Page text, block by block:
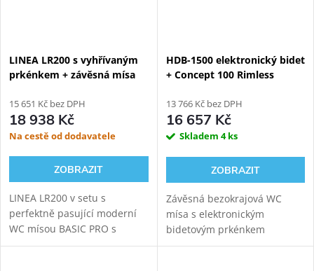
LINEA LR200 s vyhřívaným
prkénkem + závěsná mísa
15 651 Kč bez DPH
18 938 Kč
Na cestě od dodavatele
ZOBRAZIT
LINEA LR200 v setu s
perfektně pasující moderní
WC mísou BASIC PRO s
virovým splachováním.
HDB-1500 elektronický bidet
+ Concept 100 Rimless
13 766 Kč bez DPH
16 657 Kč
Skladem 4 ks
ZOBRAZIT
Závěsná bezokrajová WC
mísa s elektronickým
bidetovým prkénkem
HYUNDAI Wacortec s